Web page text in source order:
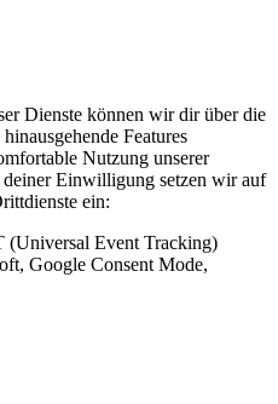
Dienste können wir dir über die
Features
Nutzung unserer
Einwilligung setzen wir auf
ein:
(Universal Event Tracking)
Google Consent Mode,